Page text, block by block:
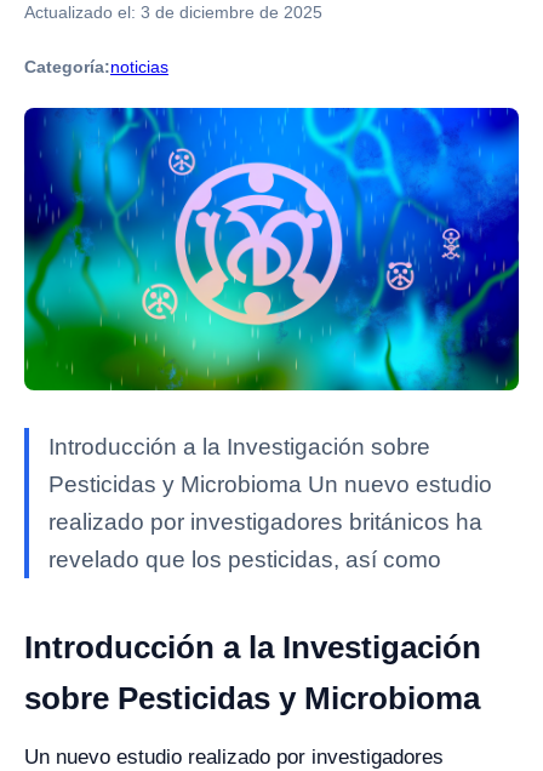
Actualizado el: 3 de diciembre de 2025
Categoría:noticias
Introducción a la Investigación sobre
Pesticidas y Microbioma Un nuevo estudio
realizado por investigadores británicos ha
revelado que los pesticidas, así como
Introducción a la Investigación
sobre Pesticidas y Microbioma
Un nuevo estudio realizado por investigadores